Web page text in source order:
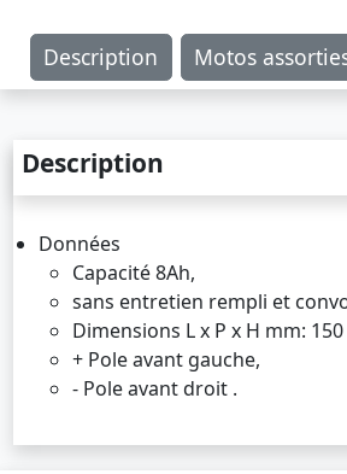
Description Motos
Description
Données
Capacité 8Ah,
sans entretien rempli et
Dimensions L x P x H mm: 150
+ Pole avant gauche,
- Pole avant droit .